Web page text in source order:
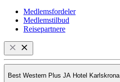
Medlemsfordeler
Medlemstilbud
Reisepartnere
Best Western Plus JA Hotel Karlskrona